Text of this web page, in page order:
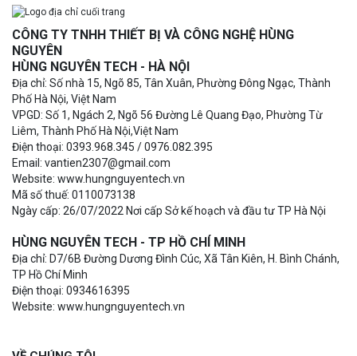
CÔNG TY TNHH THIẾT BỊ VÀ CÔNG NGHỆ HÙNG
NGUYÊN
HÙNG NGUYÊN TECH - HÀ NỘI
Địa chỉ: Số nhà 15, Ngõ 85, Tân Xuân, Phường Đông Ngạc, Thành
Phố Hà Nội, Việt Nam
VPGD: Số 1, Ngách 2, Ngõ 56 Đường Lê Quang Đạo, Phường Từ
Liêm, Thành Phố Hà Nội,Việt Nam
Điện thoại: 0393.968.345 / 0976.082.395
Email: vantien2307@gmail.com
Website: www.hungnguyentech.vn
Mã số thuế: 0110073138
Ngày cấp: 26/07/2022 Nơi cấp Sở kế hoạch và đầu tư TP Hà Nội
HÙNG NGUYÊN TECH - TP HỒ CHÍ MINH
Địa chỉ: D7/6B Đường Dương Đình Cúc, Xã Tân Kiên, H. Bình Chánh,
TP Hồ Chí Minh
Điện thoại: 0934616395
Website: www.hungnguyentech.vn